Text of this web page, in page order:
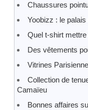
Chaussures
Yoobizz : le
Quel t-shirt
Des vêtements
Vitrines
Collection de
Camaïeu
Bonnes affaires